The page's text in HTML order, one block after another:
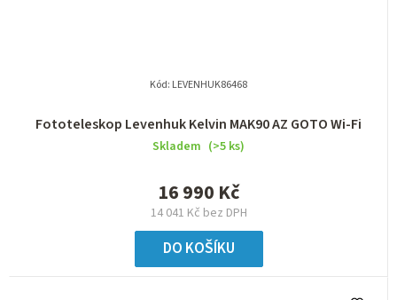
Fototeleskop Levenhuk Kelvin MAK90 AZ GOTO Wi-Fi
Skladem (>5 ks)
14 041 Kč bez DPH
16 990 Kč
DO KOŠÍKU
Kód: LEVENHUK86468